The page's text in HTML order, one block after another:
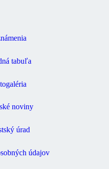
tabuľa
noviny
úrad
údajov